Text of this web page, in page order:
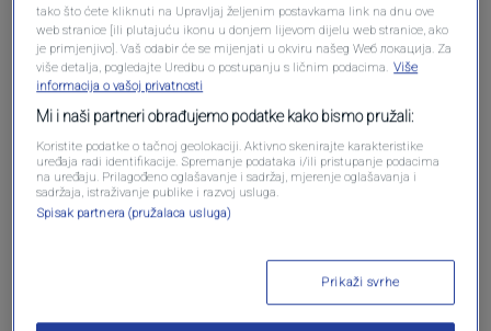
Oglas
tako što ćete kliknuti na Upravljaj željenim postavkama link na dnu ove
web stranice [ili plutajuću ikonu u donjem lijevom dijelu web stranice, ako
je primjenjivo]. Vaš odabir će se mijenjati u okviru našeg Wеб локација. Za
više detalja, pogledajte Uredbu o postupanju s ličnim podacima. Više
informacija o vašoj privatnosti
Mi i naši partneri obrađujemo podatke kako bismo pružali:
Koristite podatke o tačnoj geolokaciji. Aktivno skenirajte karakteristike
uređaja radi identifikacije. Spremanje podataka i/ili pristupanje podacima
na uređaju. Prilagođeno oglašavanje i sadržaj, mjerenje oglašavanja i
sadržaja, istraživanje publike i razvoj usluga.
Spisak partnera (pružalaca usluga)
Prikaži svrhe